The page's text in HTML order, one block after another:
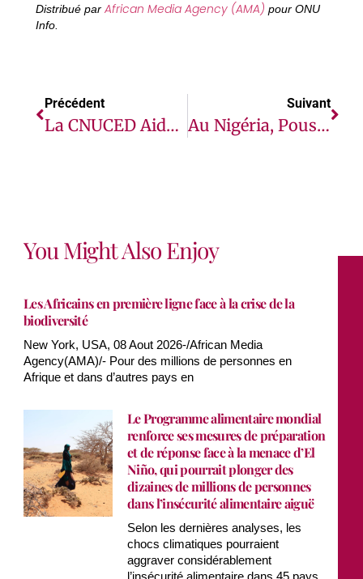
Distribué par African Media Agency (AMA) pour ONU
Info.
Précédent
La CNUCED Aide La Zambie À Lutter Contre Les Flux Financiers Illicites Dans Le Secteur Minier
Suivant
Au Nigéria, Pousse-Pousse Et Bateaux Acheminent Des Vivres Dans Les Villes Touchées Par Le Coronavirus
You Might Also Enjoy
Les Africains en première ligne face à la crise de la
biodiversité
New York, USA, 08 Aout 2026-/African Media
Agency(AMA)/- Pour des millions de personnes en
Afrique et dans d’autres pays en
Le Programme alimentaire mondial
renforce ses mesures de préparation
et de réponse face à la menace d’El
Niño, qui pourrait plonger des
dizaines de millions de personnes
dans l’insécurité alimentaire aiguë
Selon les dernières analyses, les
chocs climatiques pourraient
aggraver considérablement
l’insécurité alimentaire dans 45 pays